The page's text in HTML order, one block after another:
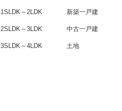
1SLDK～2LDK
2SLDK～3LDK
3SLDK～4LDK
新築一戸建
中古一戸建
土地